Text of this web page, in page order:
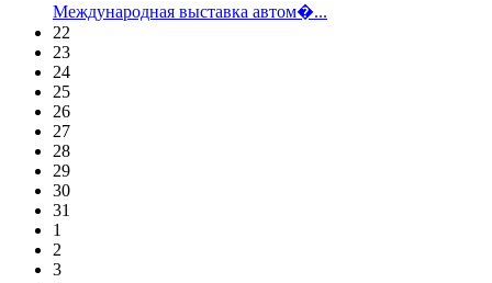
Международная выставка автом�...
22
23
24
25
26
27
28
29
30
31
1
2
3